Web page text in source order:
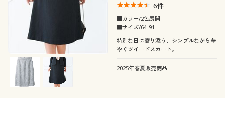
6件
■カラー/2色展開
■サイズ/64-91
特別な日に寄り添う、シンプルながら華
やぐツイードスカート。
2025年春夏販売商品